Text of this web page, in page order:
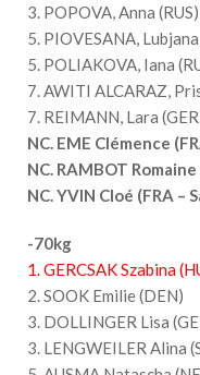
3. POPOVA, Anna (RUS)
5. PIOVESANA,
5. POLIAKOVA, Iana
7. AWITI ALCARAZ,
7. REIMANN, Lara
NC. EME Clémence
NC. RAMBOT Romaine
NC. YVIN Cloé (FRA
-70kg
1. GERCSAK Szabina
2. SOOK Emilie (DEN)
3. DOLLINGER Lisa
3. LENGWEILER Alina